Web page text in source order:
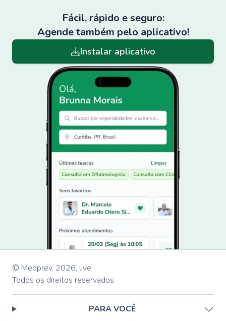
Fácil, rápido e seguro:
Agende também pelo aplicativo!
Instalar aplicativo
© Medprev, 2026, live
Todos os direitos reservados
PARA VOCÊ